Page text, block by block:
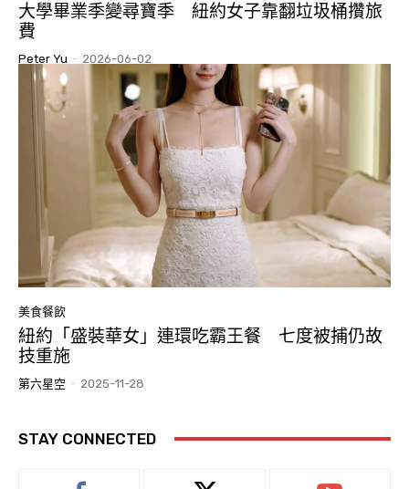
大學畢業季變尋寶季 紐約女子靠翻垃圾桶攢旅
費
Peter Yu - 2026-06-02
美食餐飲
紐約「盛裝華女」連環吃霸王餐 七度被捕仍故
技重施
第六星空 - 2025-11-28
STAY CONNECTED